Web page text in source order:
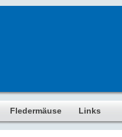
Fledermäuse Links